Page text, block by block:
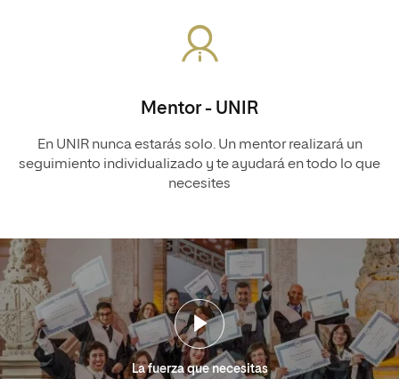
Mentor - UNIR
En UNIR nunca estarás solo. Un mentor realizará un
seguimiento individualizado y te ayudará en todo lo que
necesites
La fuerza que necesitas